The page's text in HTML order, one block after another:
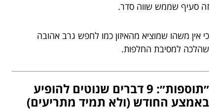
זה סעיף שממש שווה סדר.
כי אין משהו שמוציא מהאיזון כמו לחפש גרב אהובה
שהלכה למסיבת החלפות.
״תוספות״: 9 דברים שנוטים להופיע
באמצע החודש (ולא תמיד מתריעים)